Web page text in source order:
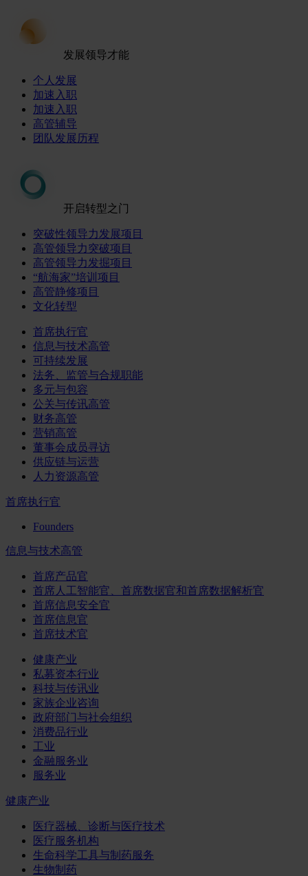
发展领导才能
个人发展
加速入职
加速入职
高管辅导
团队发展历程
开启转型之门
突破性领导力发展项目
高管领导力突破项目
高管领导力发掘项目
“航海家”培训项目
高管静修项目
文化转型
首席执行官
信息与技术高管
可持续发展
法务、监管与合规职能
多元与包容
公关与传讯高管
财务高管
营销高管
董事会成员寻访
供应链与运营
人力资源高管
首席执行官
Founders
信息与技术高管
首席产品官
首席人工智能官、首席数据官和首席数据解析官
首席信息安全官
首席信息官
首席技术官
健康产业
私募资本行业
科技与传讯业
家族企业咨询
政府部门与社会组织
消费品行业
工业
金融服务业
服务业
健康产业
医疗器械、诊断与医疗技术
医疗服务机构
生命科学工具与制药服务
生物制药